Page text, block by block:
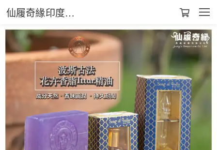
仙履奇緣印度生活館